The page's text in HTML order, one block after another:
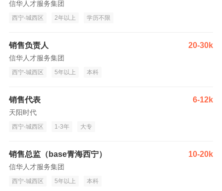
信华人才服务集团
西宁-城西区 2年以上 学历不限
销售负责人 20-30k
信华人才服务集团
西宁-城西区 5年以上 本科
销售代表 6-12k
天阳时代
西宁-城西区 1-3年 大专
销售总监（base青海西宁） 10-20k
信华人才服务集团
西宁-城西区 5年以上 本科